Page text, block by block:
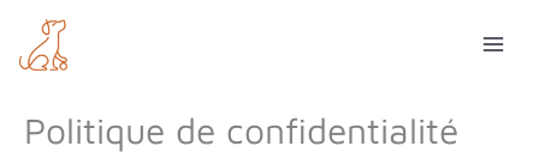
Politique de confidentialité